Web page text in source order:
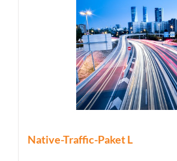
Native-Traffic-Paket L